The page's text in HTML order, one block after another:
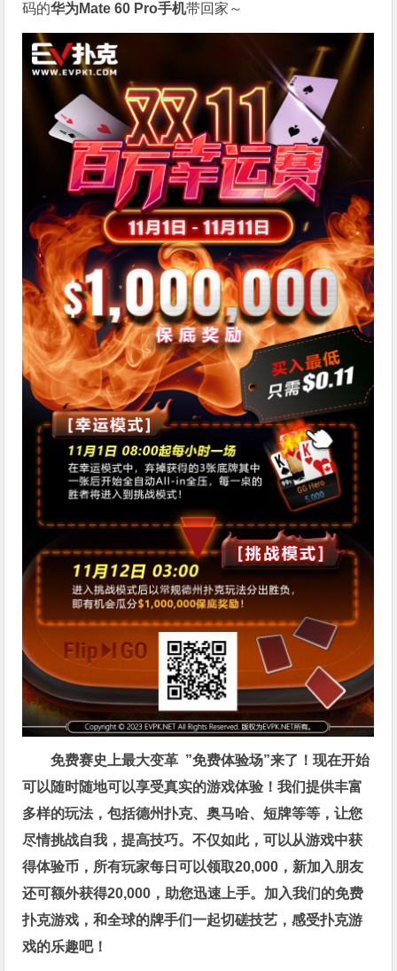
码的华为Mate 60 Pro手机带回家～
免费赛史上最大变革 ”免费体验场”来了！现在开始
可以随时随地可以享受真实的游戏体验！我们提供丰富
多样的玩法，包括德州扑克、奥马哈、短牌等等，让您
尽情挑战自我，提高技巧。不仅如此，可以从游戏中获
得体验币，所有玩家每日可以领取20,000，新加入朋友
还可额外获得20,000，助您迅速上手。 加入我们的免费
扑克游戏，和全球的牌手们一起切磋技艺，感受扑克游
戏的乐趣吧！